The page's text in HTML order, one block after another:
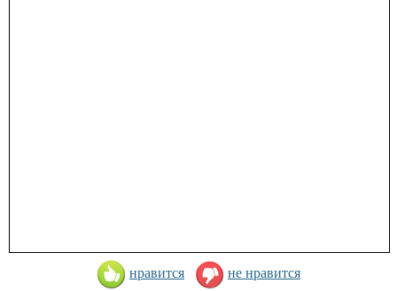
нравится не нравится